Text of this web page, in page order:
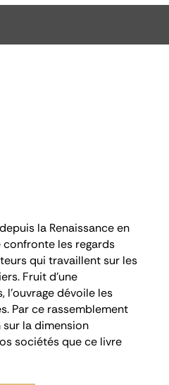
la Renaissance en
confronte les regards
qui travaillent sur les
Fruit d’une
dévoile les
Par ce rassemblement
sur la dimension
sociétés que ce livre